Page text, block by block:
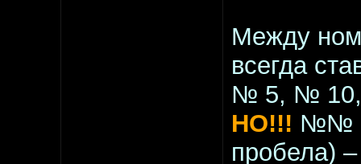
Между
всегда
№ 5, №
НО!!! №№
пробела)